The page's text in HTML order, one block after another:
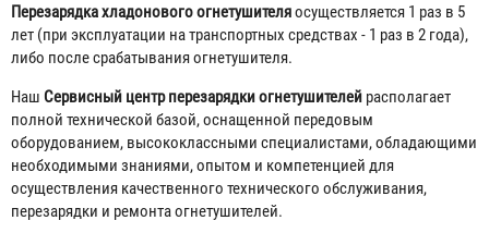
Перезарядка хладонового огнетушителяосуществляется 1 раз в 5
лет (при эксплуатации на транспортных средствах - 1 раз в 2 года),
либо после срабатывания огнетушителя.
Наш Сервисный центр перезарядки огнетушителей располагает
полной технической базой, оснащенной передовым
оборудованием, высококлассными специалистами, обладающими
необходимыми знаниями, опытом и компетенцией для
осуществления качественного технического обслуживания,
перезарядки и ремонта огнетушителей.
Огнетушитель ОВЭ-4(з) АВCЕ Русинтэк